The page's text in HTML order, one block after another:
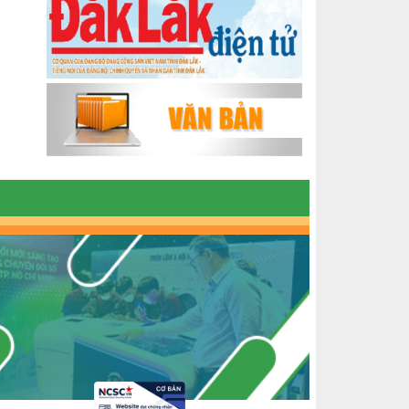
NHỒI
NHÌN LẠI HOẠT ĐỘNG KHỞI NGHIỆP
ĐẮK LẮK GIAI ĐOẠN 2018-2020